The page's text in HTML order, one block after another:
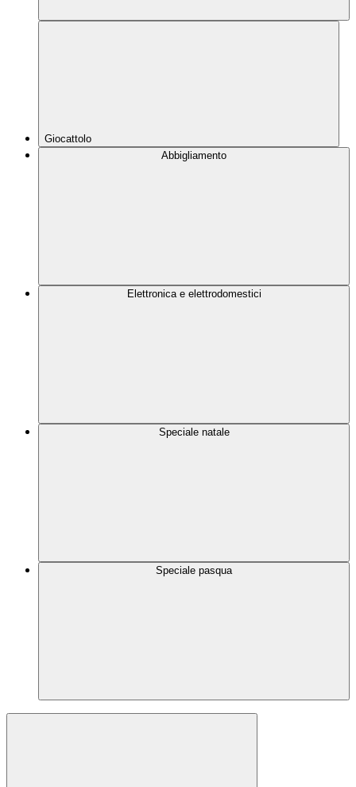
Giocattolo
Abbigliamento
Elettronica e elettrodomestici
Speciale natale
Speciale pasqua